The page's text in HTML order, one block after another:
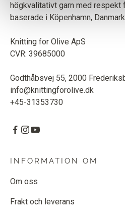
högkvalitativt garn med respekt
baserade i Köpenhamn,
Knitting for Olive ApS
CVR: 39685000
Godthåbsvej 55, 2000
info@knittingforolive.dk
+45-31353730
INFORMATION OM
Om oss
Frakt och leverans